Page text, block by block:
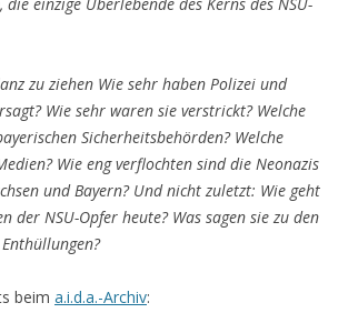
zu ziehen Wie sehr haben Polizei und
Wie sehr waren sie verstrickt? Welche
Sicherheitsbehörden? Welche
Wie eng verflochten sind die Neonazis
und Bayern? Und nicht zuletzt: Wie geht
der NSU-Opfer heute? Was sagen sie zu den
beim a.i.d.a.-Archiv: